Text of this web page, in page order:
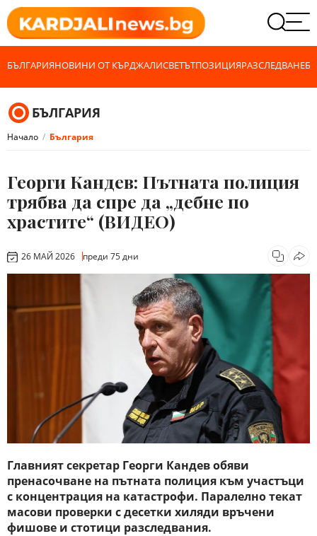
БЪЛГАРИЯНОВИНИ ОТ КЪРДЖАЛИСВЕТЪТПОЗИЦИЯРАЗСЛЕДВАНЕ
БЪЛГАРИЯ
Начало България
Георги Кандев: Пътната полиция
трябва да спре да „дебне по
храстите“ (ВИДЕО)
26 МАЙ 2026 преди 75 дни
Главният секретар Георги Кандев обяви
пренасочване на пътната полиция към участъци
с концентрация на катастрофи. Паралелно текат
масови проверки с десетки хиляди връчени
фишове и стотици разследвания.